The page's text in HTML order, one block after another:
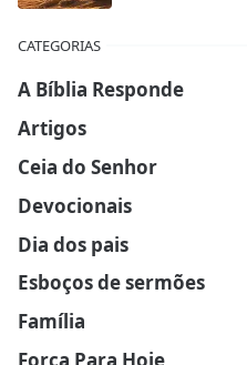
CATEGORIAS
A Bíblia Responde
Artigos
Ceia do Senhor
Devocionais
Dia dos pais
Esboços de sermões
Família